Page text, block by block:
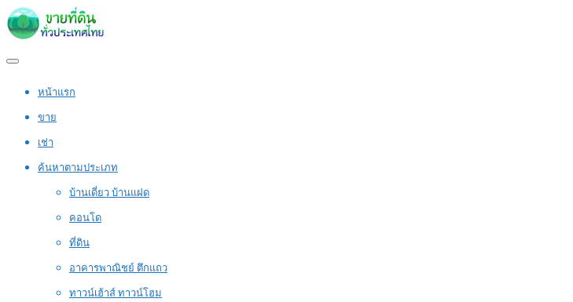
หน้าแรก
ขาย
เช่า
ค้นหาตามประเภท
บ้านเดี่ยว บ้านแฝด
คอนโด
ที่ดิน
อาคารพาณิชย์ ตึกแถว
ทาวน์เฮ้าส์ ทาวน์โฮม